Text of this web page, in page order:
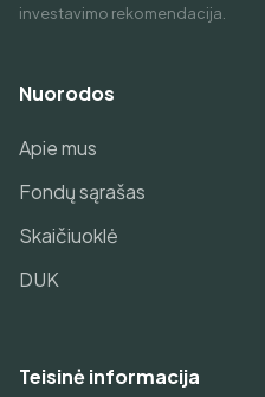
investavimo rekomendacija.
Nuorodos
Apie mus
Fondų sąrašas
Skaičiuoklė
DUK
Teisinė informacija